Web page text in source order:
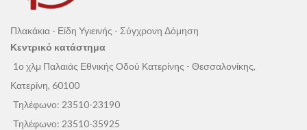
Πλακάκια - Είδη Υγιεινής - Σύγχρονη Δόμηση
Κεντρικό κατάστημα
1ο χλμ Παλαιάς Εθνικής Οδού Κατερίνης - Θεσσαλονίκης,
Κατερίνη, 60100
Τηλέφωνο: 23510-23190
Τηλέφωνο: 23510-35925